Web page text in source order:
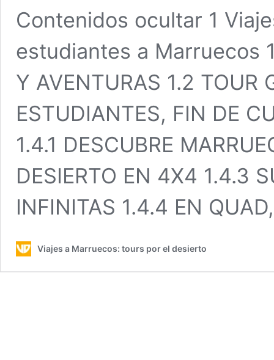
Contenidos ocultar 1
estudiantes a Marruecos
Y AVENTURAS 1.2 TOUR
ESTUDIANTES, FIN DE
1.4.1 DESCUBRE
DESIERTO EN 4X4 1.4.3
INFINITAS 1.4.4 EN
Viajes a Marruecos: tours por el desierto